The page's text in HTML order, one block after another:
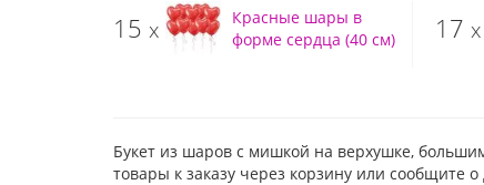
15 x
Красные шары в
форме сердца (40 см)
17 x
Букет из шаров с мишкой на верхушке,
товары к заказу через корзину или сообщите